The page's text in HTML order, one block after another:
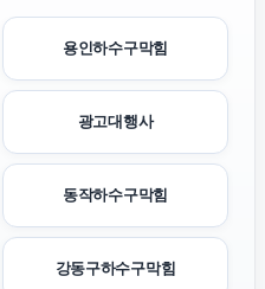
용인하수구막힘
광고대행사
동작하수구막힘
강동구하수구막힘